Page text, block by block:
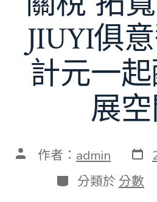
JIUYI俱
計元一
展
文 作者： admin 發
表
日
期
分
類
分類於 分數